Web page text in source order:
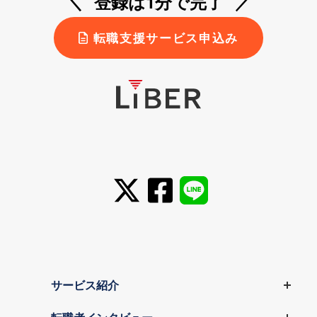
転職支援サービス申込み
サービス紹介